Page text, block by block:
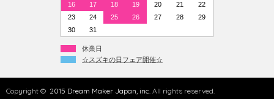
16
17 18 19 20 21
22
23
24 25 26 27 28
29
30
31
休業日
☆スズキの日フェア開催☆
Copyright © 2015 Dream Maker Japan, inc. All rights reserved.